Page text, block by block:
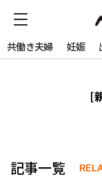
共働き夫婦 妊娠
[
記事一覧